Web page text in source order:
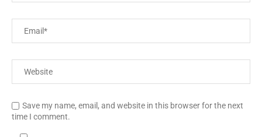
Save my name, email, and website in this browser for the next
time I comment.